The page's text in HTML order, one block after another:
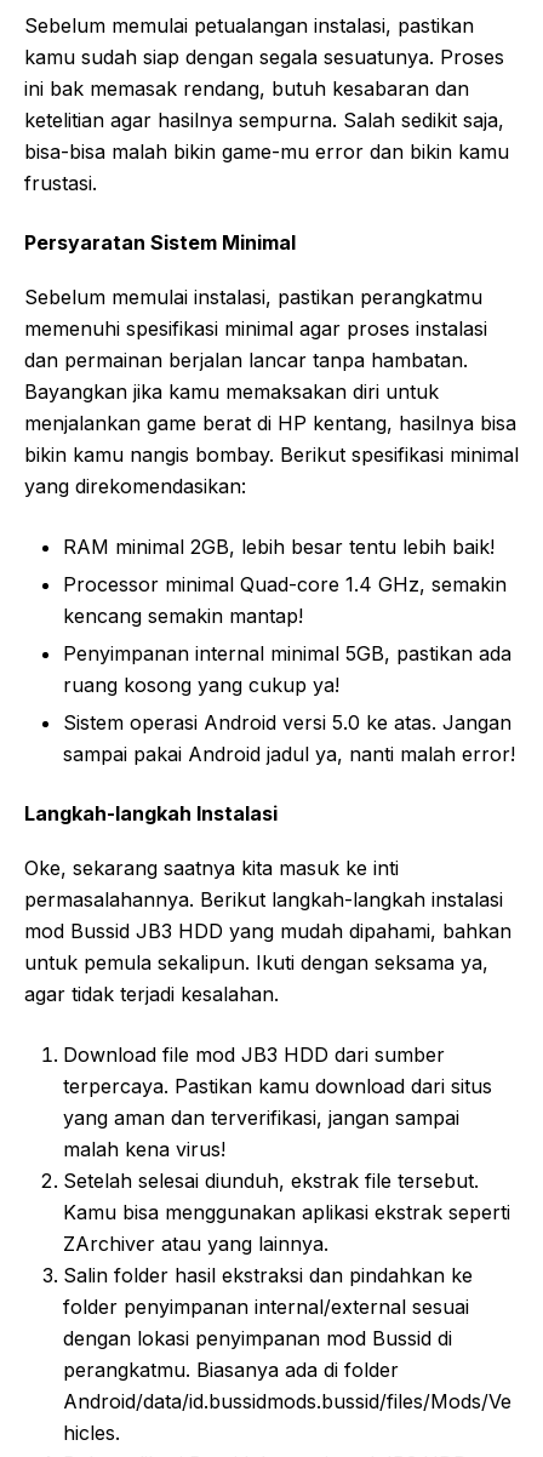
Sebelum memulai petualangan instalasi, pastikan
kamu sudah siap dengan segala sesuatunya. Proses
ini bak memasak rendang, butuh kesabaran dan
ketelitian agar hasilnya sempurna. Salah sedikit saja,
bisa-bisa malah bikin game-mu error dan bikin kamu
frustasi.
Persyaratan Sistem Minimal
Sebelum memulai instalasi, pastikan perangkatmu
memenuhi spesifikasi minimal agar proses instalasi
dan permainan berjalan lancar tanpa hambatan.
Bayangkan jika kamu memaksakan diri untuk
menjalankan game berat di HP kentang, hasilnya bisa
bikin kamu nangis bombay. Berikut spesifikasi minimal
yang direkomendasikan:
RAM minimal 2GB, lebih besar tentu lebih baik!
Processor minimal Quad-core 1.4 GHz, semakin
kencang semakin mantap!
Penyimpanan internal minimal 5GB, pastikan ada
ruang kosong yang cukup ya!
Sistem operasi Android versi 5.0 ke atas. Jangan
sampai pakai Android jadul ya, nanti malah error!
Langkah-langkah Instalasi
Oke, sekarang saatnya kita masuk ke inti
permasalahannya. Berikut langkah-langkah instalasi
mod Bussid JB3 HDD yang mudah dipahami, bahkan
untuk pemula sekalipun. Ikuti dengan seksama ya,
agar tidak terjadi kesalahan.
Download file mod JB3 HDD dari sumber
terpercaya. Pastikan kamu download dari situs
yang aman dan terverifikasi, jangan sampai
malah kena virus!
Setelah selesai diunduh, ekstrak file tersebut.
Kamu bisa menggunakan aplikasi ekstrak seperti
ZArchiver atau yang lainnya.
Salin folder hasil ekstraksi dan pindahkan ke
folder penyimpanan internal/external sesuai
dengan lokasi penyimpanan mod Bussid di
perangkatmu. Biasanya ada di folder
Android/data/id.bussidmods.bussid/files/Mods/Ve
hicles.